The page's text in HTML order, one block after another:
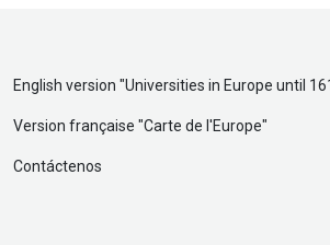
English version "Universities in Europe until
Version française "Carte de l'Europe"
Contáctenos